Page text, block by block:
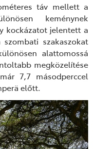
táv mellett a
keménynek
kockázatot jelentett a
szakaszokat
alattomossá
megközelítése
7,7 másodperccel
előtt.